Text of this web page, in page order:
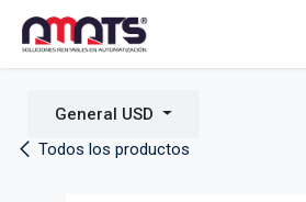
Todos los productos
General USD